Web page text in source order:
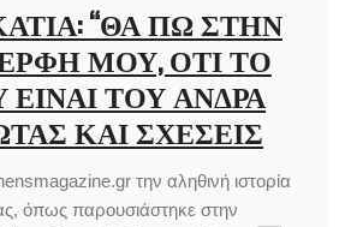
“ΘΑ ΠΩ ΣΤΗΝ
ΜΟΥ, ΌΤΙ ΤΟ
ΤΟΥ ΆΝΔΡΑ
ΚΑΙ ΣΧΈΣΕΙΣ
την αληθινή ιστορία
όπως παρουσιάστηκε στην